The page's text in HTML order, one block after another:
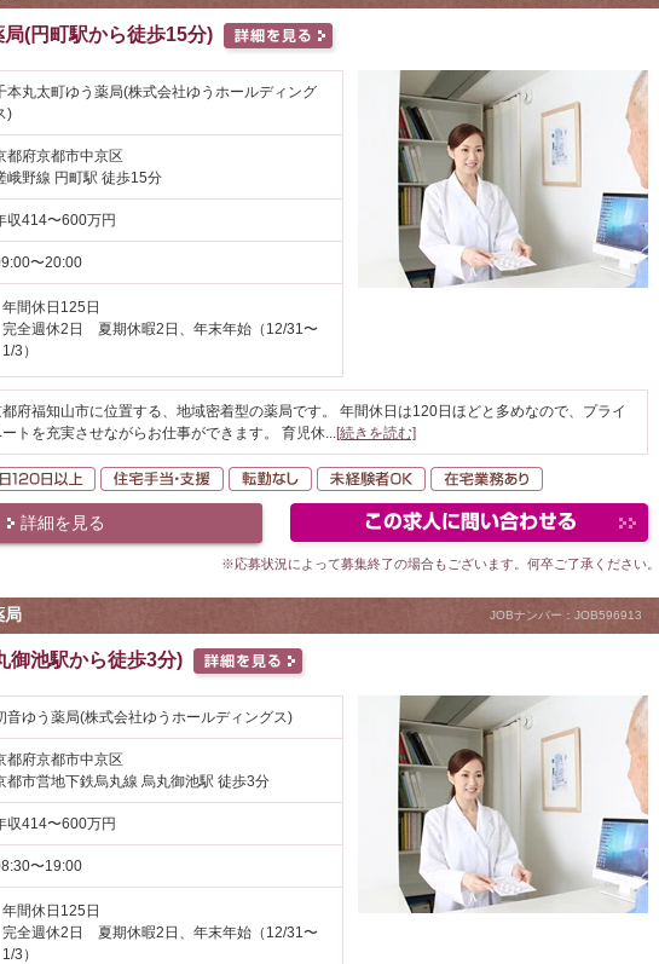
(円町駅から徒歩15分)
本丸太町ゆう薬局(株式会社ゆうホールディング
)
都府京都市中京区
峨野線 円町駅 徒歩15分
収414〜600万円
〜20:00
年間休日125日
完全週休2日 夏期休暇2日、年末年始（12/31〜
1/3）
府福知山市に位置する、地域密着型の薬局です。 年間休日は120日ほどと多めなので、プライ
トを充実させながらお仕事ができます。 育児休...[続きを読む]
年間休日120日以上 住宅手当・支援 転勤なし 未経験者OK
詳細を見る
※応募状況によって募集終了の場合もございます。何卒ご了承ください。
局 JOBナンバー：JOB596913
御池駅から徒歩3分)
音ゆう薬局(株式会社ゆうホールディングス)
都府京都市中京区
都市営地下鉄烏丸線 烏丸御池駅 徒歩3分
収414〜600万円
〜19:00
年間休日125日
完全週休2日 夏期休暇2日、年末年始（12/31〜
1/3）